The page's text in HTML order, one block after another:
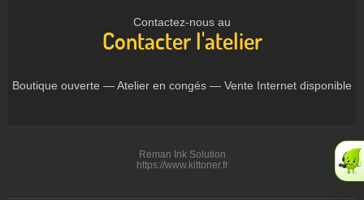
Contactez-nous au
Contacter l'atelier
Boutique ouverte — Atelier en congés — Vente Internet disponible
Reman Ink Solution
https://www.kittoner.fr